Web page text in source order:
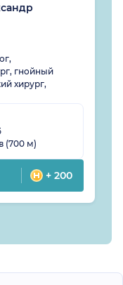
гнойный
хирург,
(700 м)
+ 200